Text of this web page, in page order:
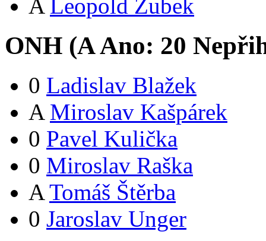
A Leopold Zubek
ONH (AAno: 20
0 Ladislav Blažek
A Miroslav Kašpárek
0 Pavel Kulička
0 Miroslav Raška
A Tomáš Štěrba
0 Jaroslav Unger